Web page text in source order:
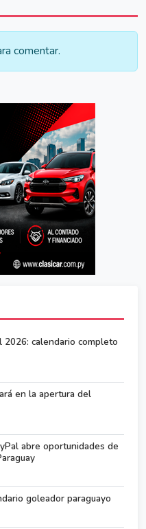
comentar.
2026: calendario completo
en la apertura del
abre oportunidades de
goleador paraguayo